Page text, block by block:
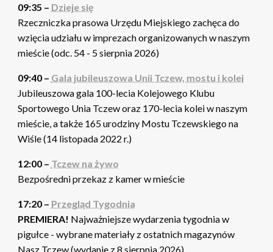
09:35 – Dzieje się
Rzeczniczka prasowa Urzędu Miejskiego zachęca do
wzięcia udziału w imprezach organizowanych w naszym
mieście (odc. 54 - 5 sierpnia 2026)
09:40 – Gala jubileuszowa Unii Tczew, mostu i kolei
Jubileuszowa gala 100-lecia Kolejowego Klubu
Sportowego Unia Tczew oraz 170-lecia kolei w naszym
mieście, a także 165 urodziny Mostu Tczewskiego na
Wiśle (14 listopada 2022 r.)
12:00 – Tczew na żywo
Bezpośredni przekaz z kamer w mieście
17:20 – Przegląd Tygodnia
PREMIERA! Najważniejsze wydarzenia tygodnia w
pigułce - wybrane materiały z ostatnich magazynów
Nasz Tczew (wydanie z 8 sierpnia 2026)